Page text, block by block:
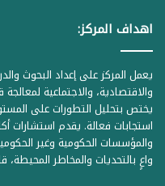
اهداف المركز:
يعمل المركز على إعداد البحوث
والاقتصادية، والاجتماعية
يختص بتحليل التطورات على
استجابات فعالة. يقدم استشارات
والمؤسسات الحكومية وغير
واعٍ بالتحديات والمخاطر